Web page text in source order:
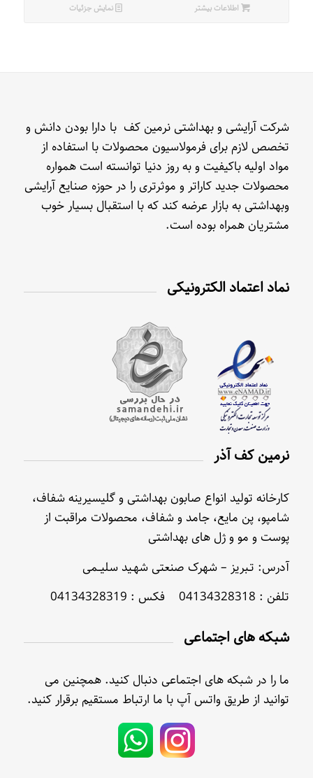
اطلاعات بیشتر نمایش جزئیات
شرکت آرایشی و بهداشتی نرمین کف با دارا بودن دانش و
تخصص لازم برای فرمولاسیون محصولات با استفاده از
مواد اولیه باکیفیت و به روز دنیا توانسته است همواره
محصولات جدید کاراتر و موثرتری را در حوزه صنایع آرایشی
وبهداشتی به بازار عرضه کند که با استقبال بسیار خوب
مشتریان همراه بوده است.
نماد اعتماد الکترونیکی
نرمین کف آذر
کارخانه تولید انواع صابون بهداشتی و گلیسیرینه شفاف،
شامپو، پن مایع، جامد و شفاف، محصولات مراقبت از
پوست و مو و ژل های بهداشتی
آدرس: تـبریز – شهرک صنعتی شهـید سلیــمی
تلفن : 04134328318 فکس : 04134328319
شبکه های اجتماعی
ما را در شبکه های اجتماعی دنبال کنید. همچنین می
توانید از طریق واتس آپ با ما ارتباط مستقیم برقرار کنید.